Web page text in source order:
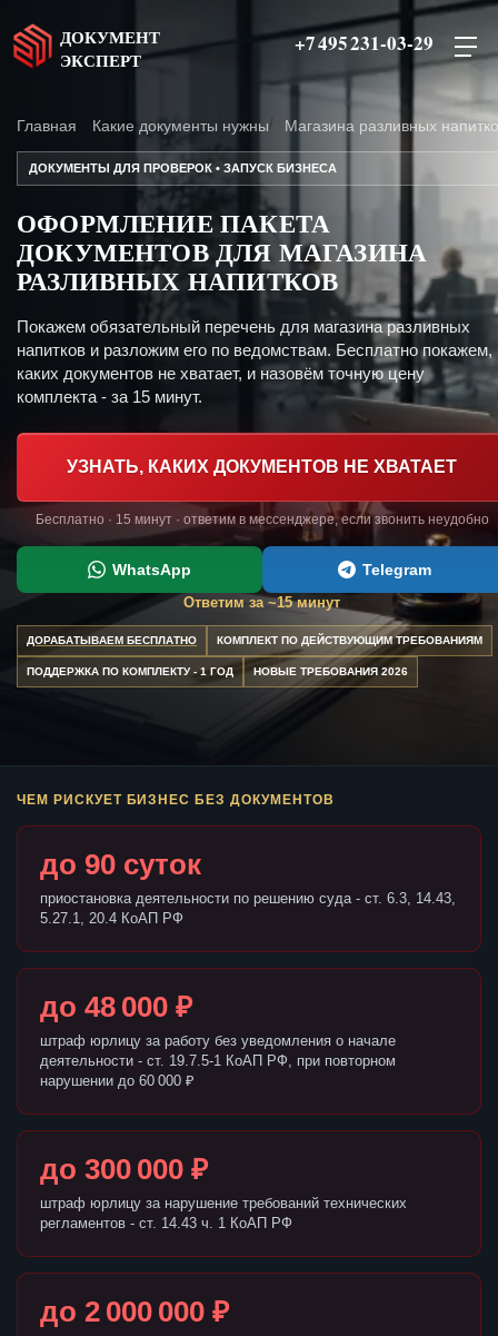
ДОКУМЕНТ
ЭКСПЕРТ
+7 495 231-03-29
Главная Какие документы нужны Магазина разливных
ДОКУМЕНТЫ ДЛЯ ПРОВЕРОК • ЗАПУСК БИЗНЕСА
ОФОРМЛЕНИЕ ПАКЕТА
ДОКУМЕНТОВ ДЛЯ МАГАЗИНА
РАЗЛИВНЫХ НАПИТКОВ
Покажем обязательный перечень для магазина разливных
напитков и разложим его по ведомствам. Бесплатно покажем,
каких документов не хватает, и назовём точную цену
комплекта - за 15 минут.
УЗНАТЬ, КАКИХ ДОКУМЕНТОВ НЕ ХВАТАЕТ
Бесплатно · 15 минут · ответим в мессенджере, если звонить неудобно
WhatsApp Telegram
Ответим за ~15 минут
ДОРАБАТЫВАЕМ БЕСПЛАТНО КОМПЛЕКТ ПО ДЕЙСТВУЮЩИМ ТРЕБОВАНИЯМ
ПОДДЕРЖКА ПО КОМПЛЕКТУ - 1 ГОД НОВЫЕ ТРЕБОВАНИЯ 2026
ЧЕМ РИСКУЕТ БИЗНЕС БЕЗ ДОКУМЕНТОВ
до 90 суток
приостановка деятельности по решению суда - ст. 6.3, 14.43,
5.27.1, 20.4 КоАП РФ
до 48 000 ₽
штраф юрлицу за работу без уведомления о начале
деятельности - ст. 19.7.5-1 КоАП РФ, при повторном
нарушении до 60 000 ₽
до 300 000 ₽
штраф юрлицу за нарушение требований технических
регламентов - ст. 14.43 ч. 1 КоАП РФ
до 2 000 000 ₽